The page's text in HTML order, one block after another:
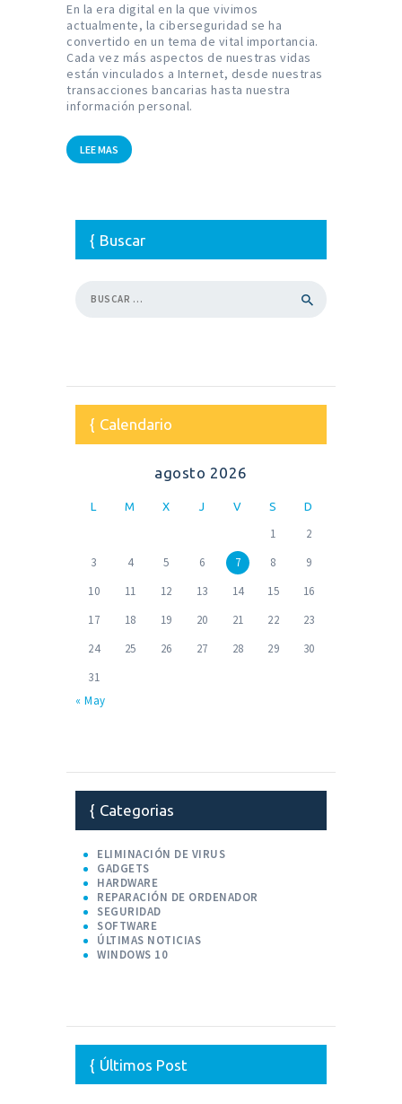
En la era digital en la que vivimos
actualmente, la ciberseguridad se ha
convertido en un tema de vital importancia.
Cada vez más aspectos de nuestras vidas
están vinculados a Internet, desde nuestras
transacciones bancarias hasta nuestra
información personal.
LEE MAS
Buscar
Calendario
agosto 2026
L M X J V S D
1
2
3
4 5 6 7 8
9
10
11 12 13 14 15
16
17
18 19 20 21 22
23
24
25 26 27 28 29
30
31
« May
Categorias
ELIMINACIÓN DE VIRUS
GADGETS
HARDWARE
REPARACIÓN DE ORDENADOR
SEGURIDAD
SOFTWARE
ÚLTIMAS NOTICIAS
WINDOWS 10
Últimos Post